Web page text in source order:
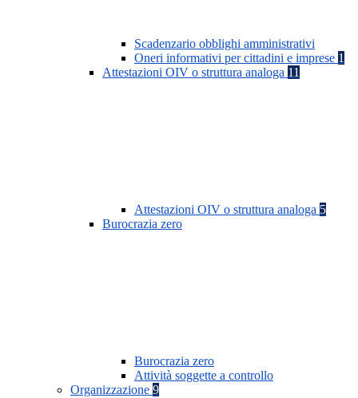
Scadenzario obblighi amministrativi
Oneri informativi per cittadini e imprese 1
Attestazioni OIV o struttura analoga 11
Attestazioni OIV o struttura analoga 5
Burocrazia zero
Burocrazia zero
Attività soggette a controllo
Organizzazione 9